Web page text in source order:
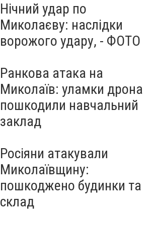
Нічний удар по
Миколаєву: наслідки
ворожого удару, - ФОТО
Ранкова атака на
Миколаїв: уламки дрона
пошкодили навчальний
заклад
Росіяни атакували
Миколаївщину:
пошкоджено будинки та
склад